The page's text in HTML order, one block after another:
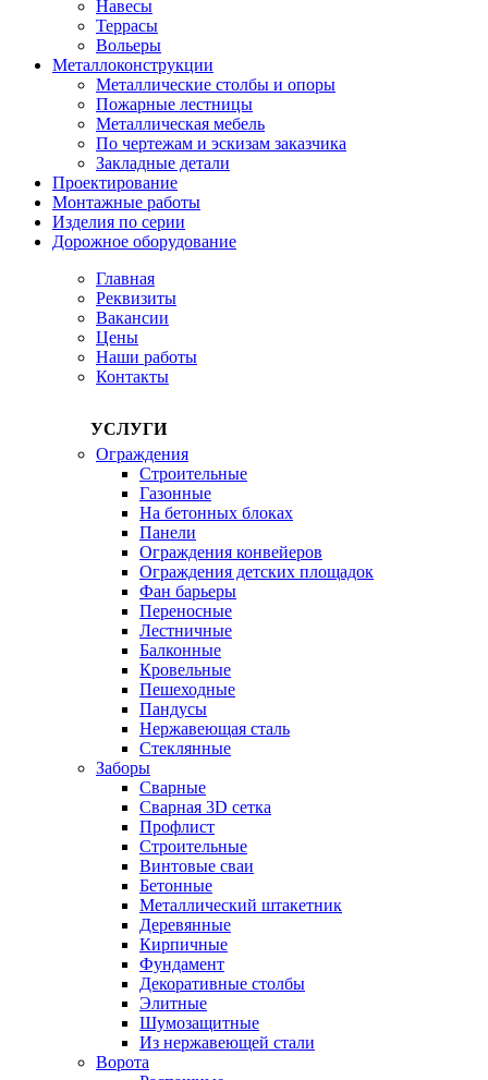
Навесы
Террасы
Вольеры
Металлоконструкции
Металлические столбы и опоры
Пожарные лестницы
Металлическая мебель
По чертежам и эскизам заказчика
Закладные детали
Проектирование
Монтажные работы
Изделия по серии
Дорожное оборудование
Главная
Реквизиты
Вакансии
Цены
Наши работы
Контакты
УСЛУГИ
Ограждения
Строительные
Газонные
На бетонных блоках
Панели
Ограждения конвейеров
Ограждения детских площадок
Фан барьеры
Переносные
Лестничные
Балконные
Кровельные
Пешеходные
Пандусы
Нержавеющая сталь
Стеклянные
Заборы
Сварные
Сварная 3D сетка
Профлист
Строительные
Винтовые сваи
Бетонные
Металлический штакетник
Деревянные
Кирпичные
Фундамент
Декоративные столбы
Элитные
Шумозащитные
Из нержавеющей стали
Ворота